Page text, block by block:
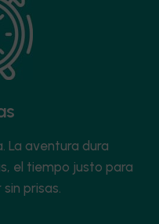
La aventura dura
el tiempo justo para
prisas.